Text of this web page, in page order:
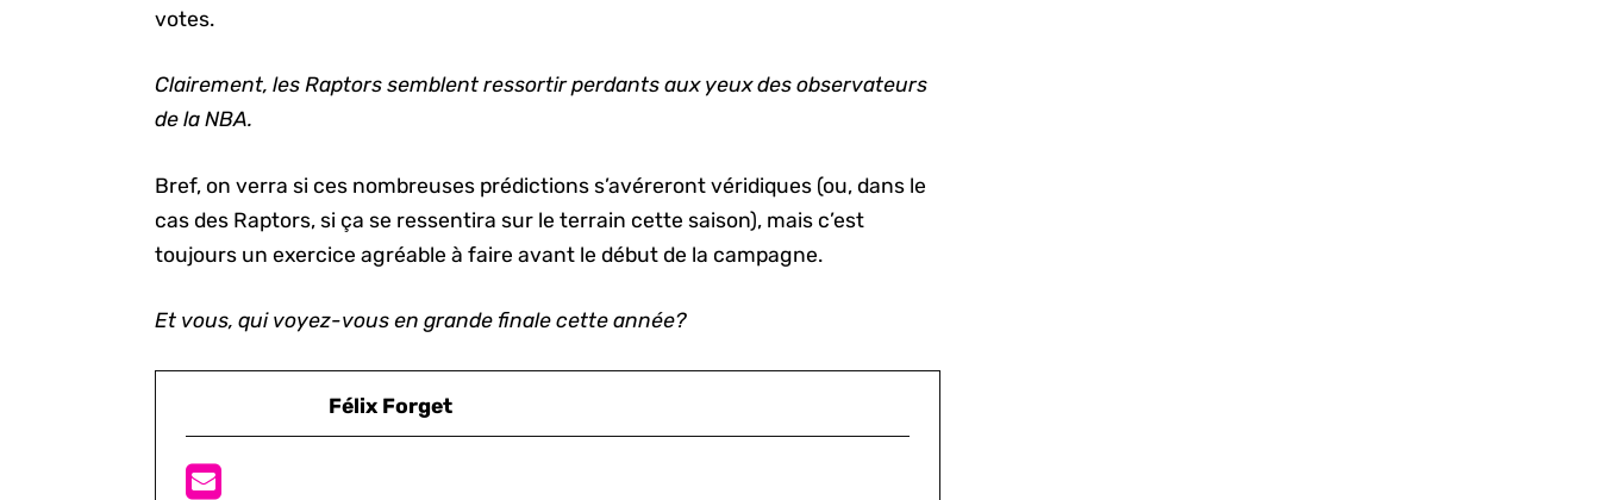
votes.
Clairement, les Raptors semblent ressortir perdants aux yeux des observateurs
de la NBA.
Bref, on verra si ces nombreuses prédictions s’avéreront véridiques (ou, dans le
cas des Raptors, si ça se ressentira sur le terrain cette saison), mais c’est
toujours un exercice agréable à faire avant le début de la campagne.
Et vous, qui voyez-vous en grande finale cette année?
Félix Forget